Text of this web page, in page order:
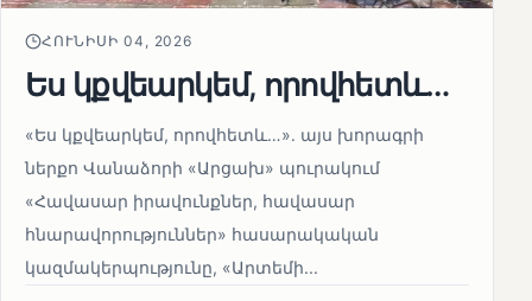
ՀՈՒՆԻՍԻ 04, 2026
Ես կքվեարկեմ, որովհետև…
«Ես կքվեարկեմ, որովհետև…»․ այս խորագրի
ներքո Վանաձորի «Արցախ» պուրակում
«Հավասար իրավունքներ, հավասար
հնարավորություններ» հասարակական
կազմակերպությունը, «Արտեմի...